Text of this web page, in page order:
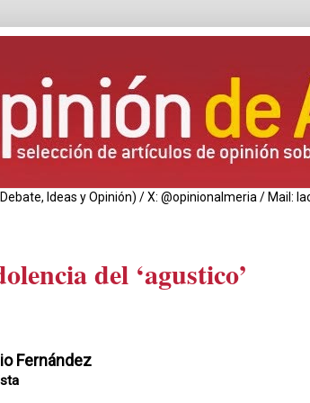
Debate, Ideas y Opinión) / X: @opinionalmeria / Mail:
del ‘agustico’
Fernández